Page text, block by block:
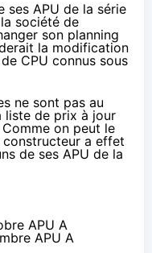
ses APU de la série
société de
son planning
la modification
CPU connus sous
ne sont pas au
liste de prix à jour
on peut le
a effet
de ses APU de la